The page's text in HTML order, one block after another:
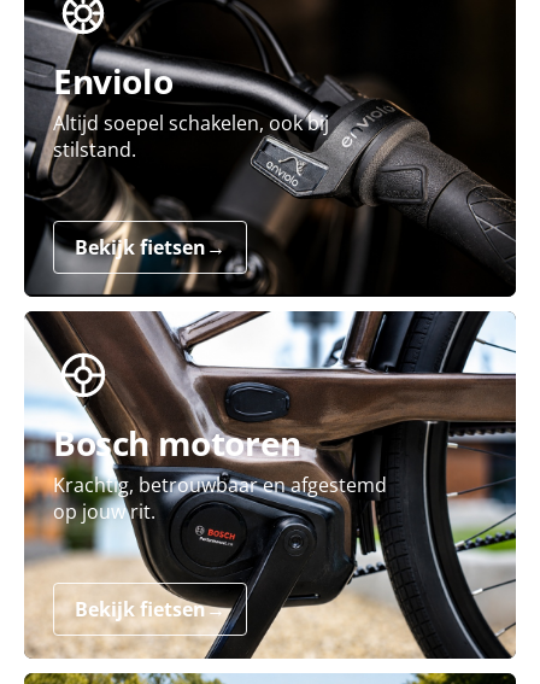
Enviolo
Altijd soepel schakelen, ook bij
stilstand.
Bekijk fietsen→
Bosch motoren
Krachtig, betrouwbaar en afgestemd
op jouw rit.
Bekijk fietsen→